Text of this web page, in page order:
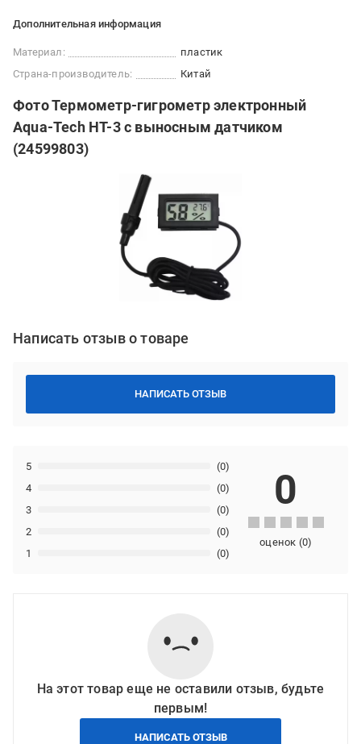
Дополнительная информация
Материал:
пластик
Страна-производитель:
Китай
Фото Термометр-гигрометр электронный
Aqua-Tech HT-3 с выносным датчиком
(24599803)
Написать отзыв о товаре
НАПИСАТЬ ОТЗЫВ
1 (0)
2 (0)
3 (0)
4 (0)
5 (0)
0
оценок (0)
На этот товар еще не оставили отзыв, будьте
первым!
НАПИСАТЬ ОТЗЫВ